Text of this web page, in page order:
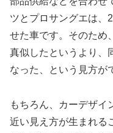
ツとプロサングエは、
せた車です。そのため
真似したというより、
なった、という見方が
もちろん、カーデザイ
近い見え方が生まれる